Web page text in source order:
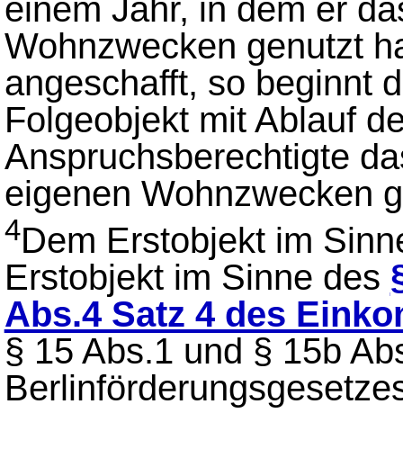
einem Jahr, in dem er
Wohnzwecken genutzt
angeschafft, so beginnt
Folgeobjekt mit Ablauf
Anspruchsberechtigte
eigenen Wohnzwecken
4Dem Erstobjekt im
Erstobjekt im Sinne des
Abs.4 Satz 4 des
§ 15 Abs.1 und § 15b